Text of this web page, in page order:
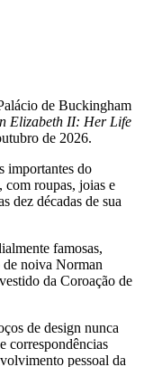
de Buckingham
Elizabeth II: Her Life
de 2026.
importantes do
com roupas, joias e
dez décadas de sua
famosas,
noiva Norman
da Coroação de
de design nunca
correspondências
pessoal da